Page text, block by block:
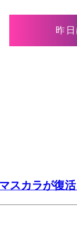
昨
スカラが復